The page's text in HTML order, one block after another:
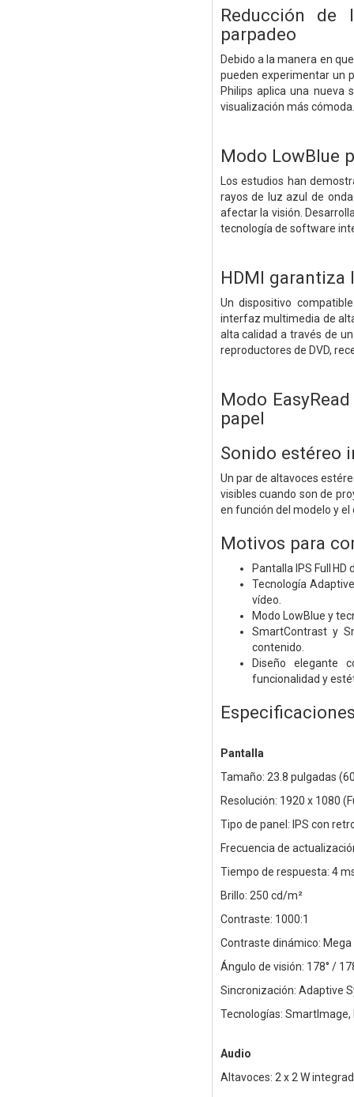
Reducción
parpadeo
Debido a la manera en
pueden experimentar un
Philips aplica una nueva
visualización más cómoda.
Modo LowBlue
Los estudios han
rayos de luz azul de
afectar la visión.
tecnología de software
HDMI
Un dispositivo
interfaz multimedia de
alta calidad a través de
reproductores de DVD,
Modo
papel
Sonido estéreo
Un par de altavoces
visibles cuando son de
en función del modelo y el
Motivos para
Pantalla IPS Full
Tecnología
vídeo.
Modo LowBlue y
SmartContrast y
contenido.
Diseño elegante
funcionalidad y
Pantalla
Tamaño: 23.8 pulgadas
Resolución: 1920 x 1080
Tipo de panel: IPS con
Frecuencia de
Tiempo de respuesta: 4
Brillo: 250 cd/m²
Contraste: 1000:1
Contraste dinámico: Mega
Ángulo de visión: 178° /
Sincronización: Adaptive
Tecnologías: SmartImage,
Audio
Altavoces: 2 x 2 W